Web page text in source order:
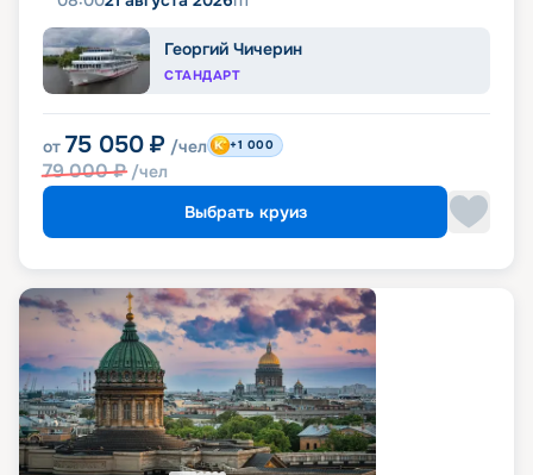
Георгий Чичерин
СТАНДАРТ
от 75 050 ₽ /чел
79 000₽ /чел
+1 000
Выбрать круиз